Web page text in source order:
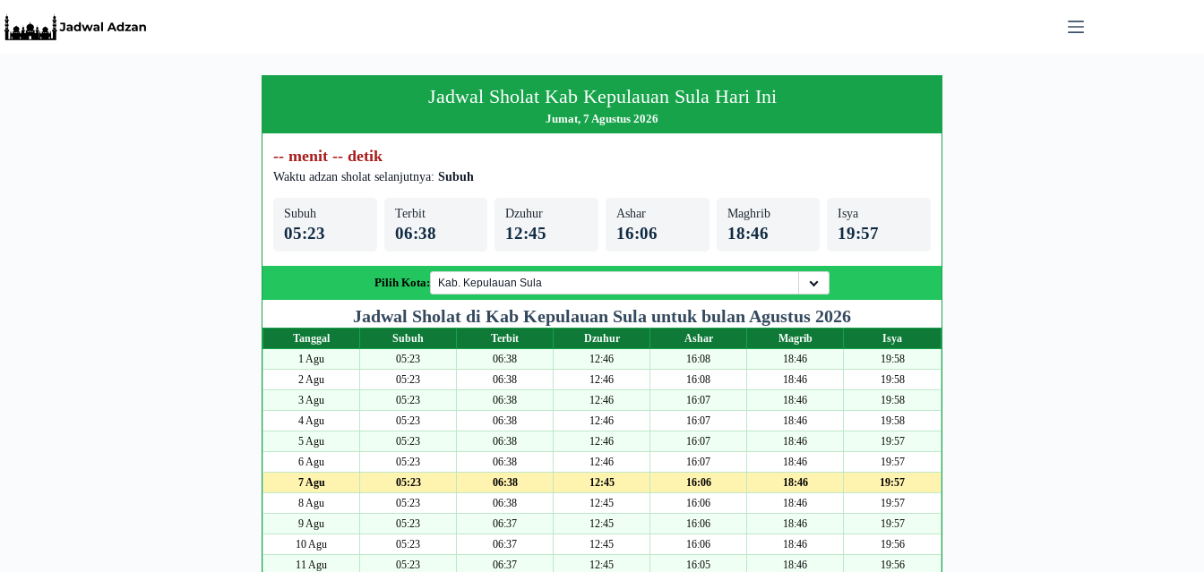
to
content
Jadwal Sholat Kab Kepulauan Sula Hari Ini
Jumat, 7 Agustus 2026
-- menit -- detik
Waktu adzan sholat selanjutnya: Subuh
Subuh
05:23
Terbit
06:38
Dzuhur
12:45
Ashar
16:06
Maghrib
18:46
Isya
19:57
Pilih Kota:
Jadwal Sholat di Kab Kepulauan Sula untuk bulan Agustus 2026
Tanggal Subuh Terbit Dzuhur Ashar Magrib
Isya
1 Agu
05:23 06:38 12:46 16:08 18:46
19:58
2 Agu
05:23 06:38 12:46 16:08 18:46
19:58
3 Agu
05:23 06:38 12:46 16:07 18:46
19:58
4 Agu
05:23 06:38 12:46 16:07 18:46
19:58
5 Agu
05:23 06:38 12:46 16:07 18:46
19:57
6 Agu
05:23 06:38 12:46 16:07 18:46
19:57
7 Agu
05:23 06:38 12:45 16:06 18:46
19:57
8 Agu
05:23 06:38 12:45 16:06 18:46
19:57
9 Agu
05:23 06:37 12:45 16:06 18:46
19:57
10 Agu
05:23 06:37 12:45 16:06 18:46
19:56
11 Agu
05:23 06:37 12:45 16:05 18:46
19:56